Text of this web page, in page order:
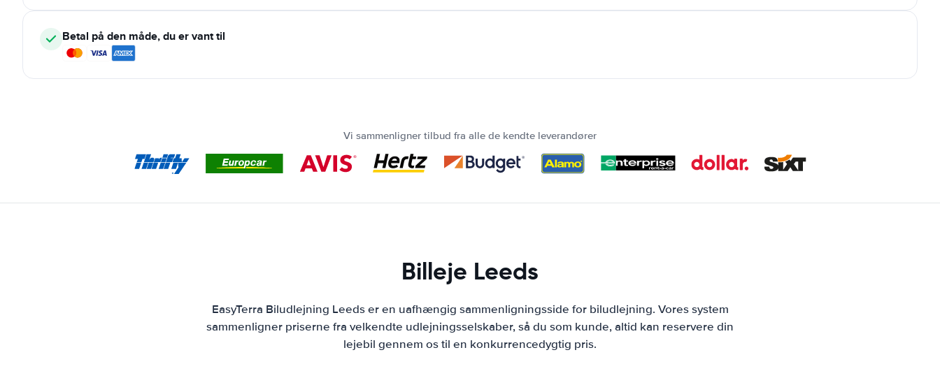
Betal på den måde, du er vant til
Vi sammenligner tilbud fra alle de kendte leverandører
Billeje Leeds
EasyTerra Biludlejning Leeds er en uafhængig sammenligningsside for biludlejning. Vores system
sammenligner priserne fra velkendte udlejningsselskaber, så du som kunde, altid kan reservere din
lejebil gennem os til en konkurrencedygtig pris.